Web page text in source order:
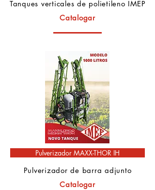
Tanques verticales de polietileno IMEP
Catalogar
Pulverizador MAXX-THOR IH
Pulverizador de barra adjunto
Catalogar